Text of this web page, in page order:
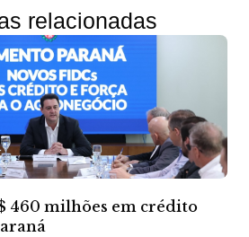
relacionadas
460 milhões em crédito